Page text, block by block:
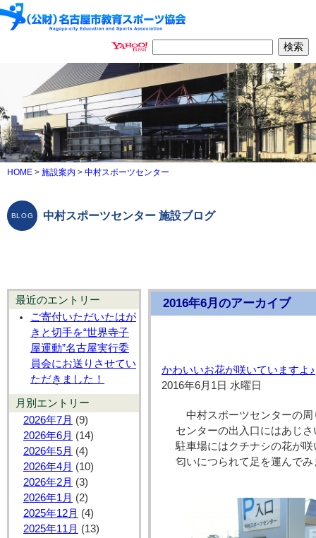
HOME > 施設案内 > 中村スポーツセンター
中村スポーツセンター 施設ブログ
最近のエントリー
ご寄付いただいたはが
きと切手を“世界寺子
屋運動”名古屋実行委
員会にお送りさせてい
ただきました！
月別エントリー
2026年7月 (9)
2026年6月 (14)
2026年5月 (4)
2026年4月 (10)
2026年2月 (3)
2026年1月 (2)
2025年12月 (4)
2025年11月 (13)
2016年6月のアーカイブ
かわいいお花が咲いていますよ♪
2016年6月1日 水曜日
中村スポーツセンターの
センターの出入口にはあじさ
駐車場にはクチナシの花が
匂いにつられて足を運んで